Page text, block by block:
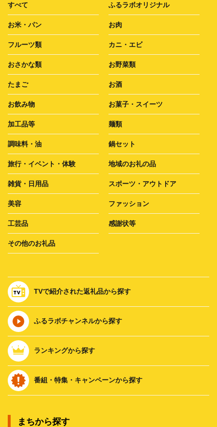
すべて ふるラボオリジナル
お米・パン お肉
フルーツ類 カニ・エビ
おさかな類 お野菜類
たまご お酒
お飲み物 お菓子・スイーツ
加工品等 麺類
調味料・油 鍋セット
旅行・イベント・体験 地域のお礼の品
雑貨・日用品 スポーツ・アウトドア
美容 ファッション
工芸品 感謝状等
その他のお礼品
TVで紹介された返礼品から探す
ふるラボチャンネルから探す
ランキングから探す
番組・特集・キャンペーンから探す
まちから探す